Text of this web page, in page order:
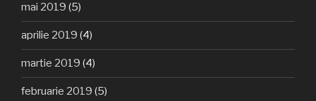
mai 2019 (5)
aprilie 2019 (4)
martie 2019 (4)
februarie 2019 (5)